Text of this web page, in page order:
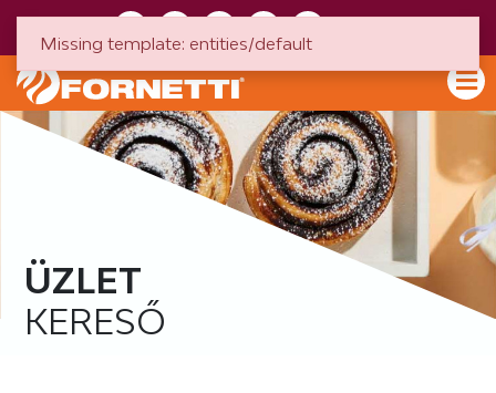
ÜZLET
KERESŐ
Missing template: entities/default